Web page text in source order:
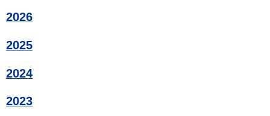
2026
2025
2024
2023